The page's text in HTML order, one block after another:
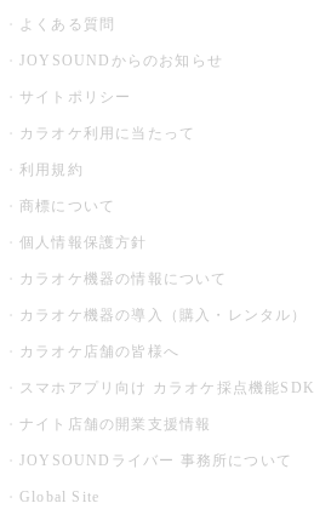
よくある質問
JOYSOUNDからのお知らせ
サイトポリシー
カラオケ利用に当たって
利用規約
商標について
個人情報保護方針
カラオケ機器の情報について
カラオケ機器の導入（購入・レンタル）
カラオケ店舗の皆様へ
スマホアプリ向け カラオケ採点機能SDK
ナイト店舗の開業支援情報
JOYSOUNDライバー 事務所について
Global Site